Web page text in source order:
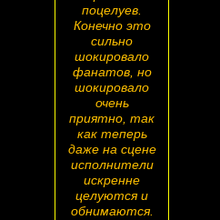
поцелуев.
Конечно это
сильно
шокировало
фанатов, но
шокировало
очень
приятно, так
как теперь
даже на сцене
исполнители
искренне
целуются и
обнимаются.